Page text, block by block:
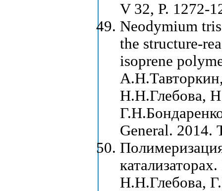
V 32, P. 1272-
Neodymium
the structure-
isoprene
Н.Н.Глебова,
General. 2014.
Н.Н.Глебова,